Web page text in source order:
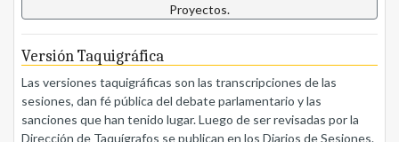
Proyectos.
Versión Taquigráfica
Las versiones taquigráficas son las transcripciones de las
sesiones, dan fé pública del debate parlamentario y las
sanciones que han tenido lugar. Luego de ser revisadas por la
Dirección de Taquígrafos se publican en los Diarios de Sesiones.